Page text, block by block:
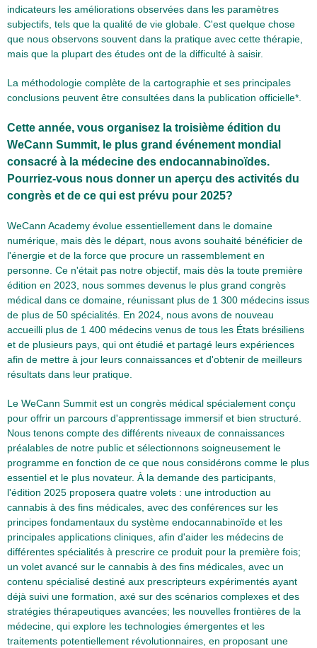
indicateurs les améliorations observées dans les paramètres
subjectifs, tels que la qualité de vie globale. C'est quelque chose
que nous observons souvent dans la pratique avec cette thérapie,
mais que la plupart des études ont de la difficulté à saisir.
La méthodologie complète de la cartographie et ses principales
conclusions peuvent être consultées dans la publication officielle*.
Cette année, vous organisez la troisième édition du
WeCann Summit, le plus grand événement mondial
consacré à la médecine des endocannabinoïdes.
Pourriez-vous nous donner un aperçu des activités du
congrès et de ce qui est prévu pour 2025?
WeCann Academy évolue essentiellement dans le domaine
numérique, mais dès le départ, nous avons souhaité bénéficier de
l'énergie et de la force que procure un rassemblement en
personne. Ce n'était pas notre objectif, mais dès la toute première
édition en 2023, nous sommes devenus le plus grand congrès
médical dans ce domaine, réunissant plus de 1 300 médecins issus
de plus de 50 spécialités. En 2024, nous avons de nouveau
accueilli plus de 1 400 médecins venus de tous les États brésiliens
et de plusieurs pays, qui ont étudié et partagé leurs expériences
afin de mettre à jour leurs connaissances et d'obtenir de meilleurs
résultats dans leur pratique.
Le WeCann Summit est un congrès médical spécialement conçu
pour offrir un parcours d'apprentissage immersif et bien structuré.
Nous tenons compte des différents niveaux de connaissances
préalables de notre public et sélectionnons soigneusement le
programme en fonction de ce que nous considérons comme le plus
essentiel et le plus novateur. À la demande des participants,
l'édition 2025 proposera quatre volets : une introduction au
cannabis à des fins médicales, avec des conférences sur les
principes fondamentaux du système endocannabinoïde et les
principales applications cliniques, afin d'aider les médecins de
différentes spécialités à prescrire ce produit pour la première fois;
un volet avancé sur le cannabis à des fins médicales, avec un
contenu spécialisé destiné aux prescripteurs expérimentés ayant
déjà suivi une formation, axé sur des scénarios complexes et des
stratégies thérapeutiques avancées; les nouvelles frontières de la
médecine, qui explore les technologies émergentes et les
traitements potentiellement révolutionnaires, en proposant une